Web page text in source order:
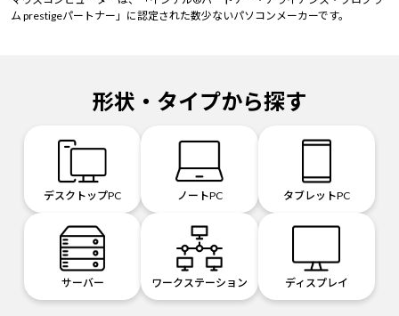
ム prestigeパートナー」に認定された数少ないパソコンメーカーです。
形状・タイプから探す
デスクトップPC ノートPC タブレットPC
サーバー ワークステーション ディスプレイ